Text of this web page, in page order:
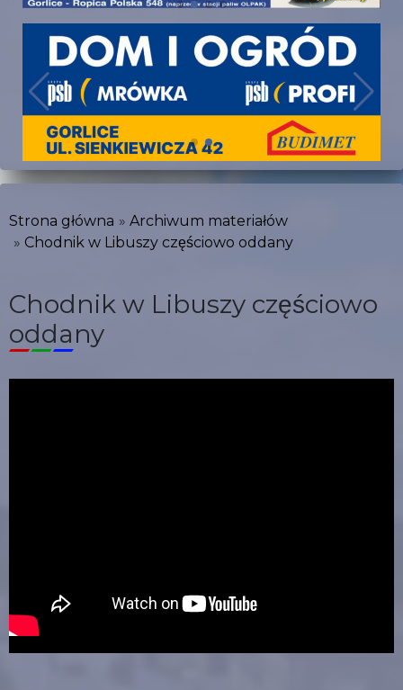
Strona główna
Archiwum materiałów
Chodnik w Libuszy częściowo oddany
Chodnik w Libuszy częściowo
oddany